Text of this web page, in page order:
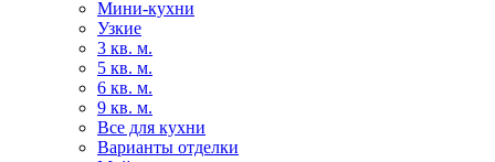
Мини-кухни
Узкие
3 кв. м.
5 кв. м.
6 кв. м.
9 кв. м.
Все для кухни
Варианты отделки